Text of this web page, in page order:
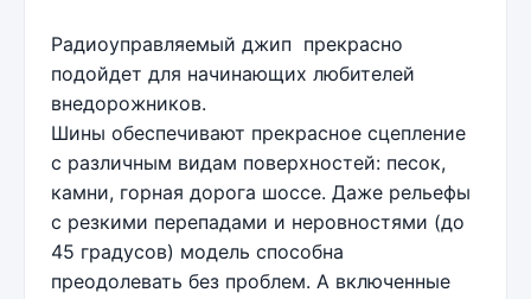
Радиоуправляемый джип прекрасно
подойдет для начинающих любителей
внедорожников.
Шины обеспечивают прекрасное сцепление
с различным видам поверхностей: песок,
камни, горная дорога шоссе. Даже рельефы
с резкими перепадами и неровностями (до
45 градусов) модель способна
преодолевать без проблем. А включенные